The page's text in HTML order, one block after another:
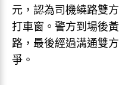
元，認為司機繞路雙
打車窗。警方到場後
路，最後經過溝通雙
爭。